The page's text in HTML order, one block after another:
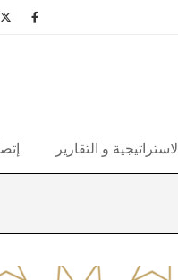
الاستراتيجية و التقارير